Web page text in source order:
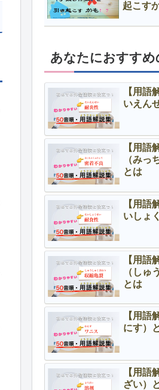
起こす
あなたにおすすめ
【用語
いえん
【用語
（みっ
とは
【用語
いしょ
【用語
（しゅ
とは
【用語
にす）
【用語
ざい）